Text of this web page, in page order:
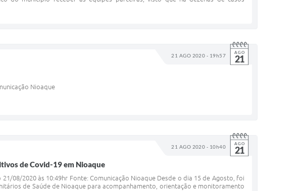
21 AGO 2020 - 19h57 AGO
21
Nioaque
21 AGO 2020 - 10h40 AGO
21
de Covid-19 em Nioaque
08/2020 às 10:49hr Fonte: Comunicação Nioaque Desde o dia 15 de Agosto, foi
de Saúde de Nioaque para acompanhamento, orientação e monitoramento